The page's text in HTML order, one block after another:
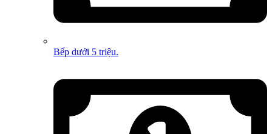
Bếp dưới 5 triệu.